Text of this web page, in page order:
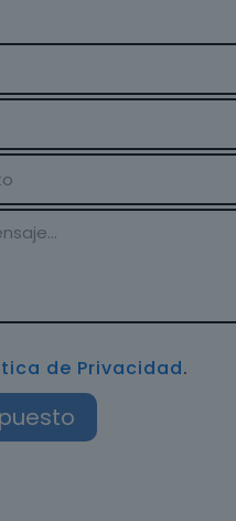
de Privacidad.